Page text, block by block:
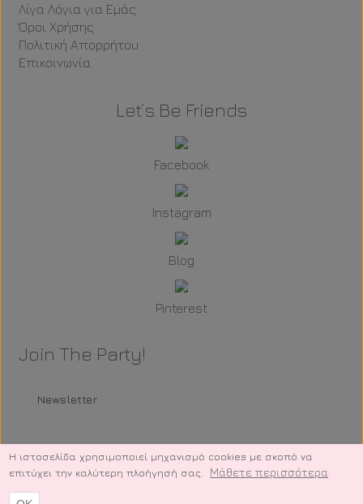
Λίγα Λόγια για Εμάς
Όροι Χρήσης
Πολιτική Απορρήτου
Επικοινωνία
Let’s Be Friends
Facebook
Instagram
Blog
Pinterest
Join The Party!
Newsletter
Η ιστοσελίδα χρησιμοποιεί μηχανισμό cookies με σκοπό να
επιτύχει την καλύτερη πλοήγησή σας.
Μάθετε περισσότερα